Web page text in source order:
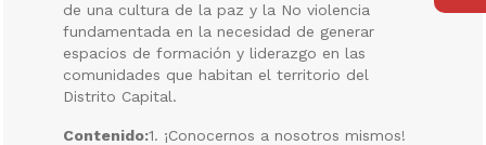
de una cultura de la paz y la No violencia
fundamentada en la necesidad de generar
espacios de formación y liderazgo en las
comunidades que habitan el territorio del
Distrito Capital.
Contenido:1. ¡Conocernos a nosotros mismos!